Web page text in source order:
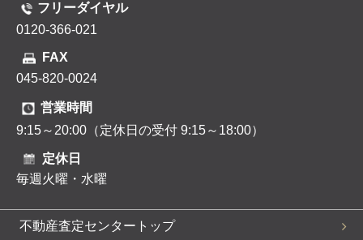
フリーダイヤル
0120-366-021
FAX
045-820-0024
営業時間
9:15～20:00（定休日の受付 9:15～18:00）
定休日
毎週火曜・水曜
不動産査定センタートップ